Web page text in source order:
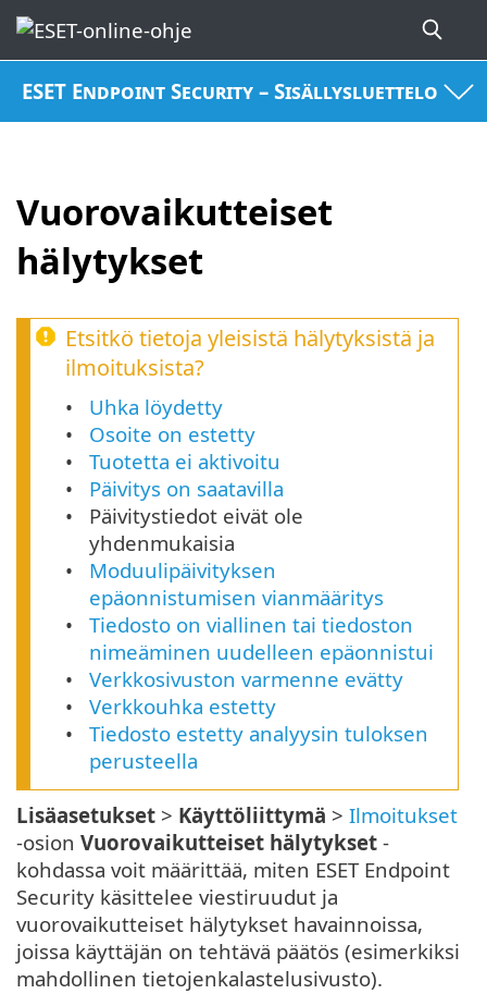
ESET Endpoint Security – Sisällysluettelo
Vuorovaikutteiset
hälytykset
Etsitkö tietoja yleisistä hälytyksistä ja
ilmoituksista?
Uhka löydetty
Osoite on estetty
Tuotetta ei aktivoitu
Päivitys on saatavilla
Päivitystiedot eivät ole
yhdenmukaisia
Moduulipäivityksen
epäonnistumisen vianmääritys
Tiedosto on viallinen tai tiedoston
nimeäminen uudelleen epäonnistui
Verkkosivuston varmenne evätty
Verkkouhka estetty
Tiedosto estetty analyysin tuloksen
perusteella
Lisäasetukset > Käyttöliittymä > Ilmoitukset
-osion Vuorovaikutteiset hälytykset -
kohdassa voit määrittää, miten ESET Endpoint
Security käsittelee viestiruudut ja
vuorovaikutteiset hälytykset havainnoissa,
joissa käyttäjän on tehtävä päätös (esimerkiksi
mahdollinen tietojenkalastelusivusto).